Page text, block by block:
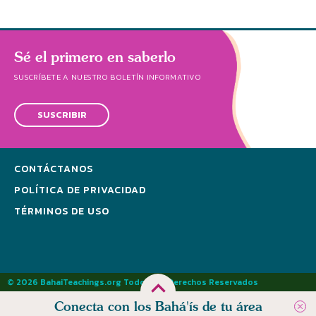
Conecta con los Bahá'ís de tu área
Sé el primero en saberlo
SUSCRÍBETE A NUESTRO BOLETÍN INFORMATIVO
SUSCRIBIR
CONTÁCTANOS
POLÍTICA DE PRIVACIDAD
TÉRMINOS DE USO
© 2026 BahaiTeachings.org Todos los Derechos Reservados